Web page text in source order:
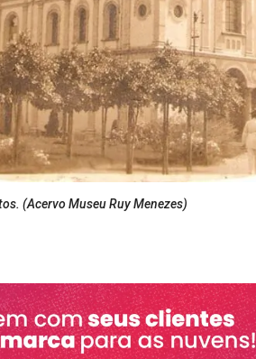
(Acervo Museu Ruy Menezes)